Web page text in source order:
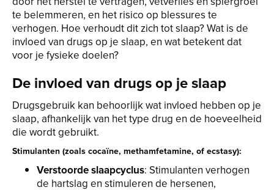
te belemmeren, en het risico op blessures te
verhogen. Hoe verhoudt dit zich tot slaap? Wat is de
invloed van drugs op je slaap, en wat betekent dat
voor je fysieke doelen?
De invloed van drugs op je slaap
Drugsgebruik kan behoorlijk wat invloed hebben op je
slaap, afhankelijk van het type drug en de hoeveelheid
die wordt gebruikt.
Stimulanten (zoals cocaïne, methamfetamine, of ecstasy):
Verstoorde slaapcyclus: Stimulanten verhogen
de hartslag en stimuleren de hersenen,